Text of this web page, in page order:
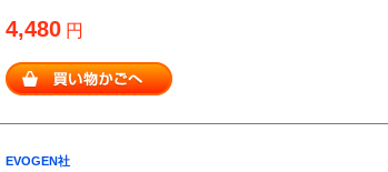
4,480 円
EVOGEN社